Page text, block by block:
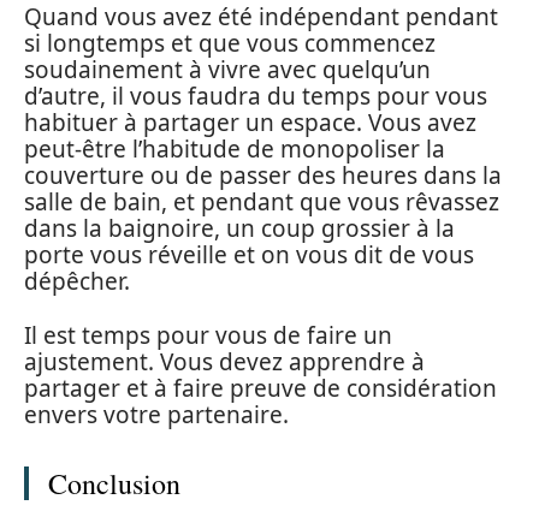
Quand vous avez été indépendant pendant
si longtemps et que vous commencez
soudainement à vivre avec quelqu’un
d’autre, il vous faudra du temps pour vous
habituer à partager un espace. Vous avez
peut-être l’habitude de monopoliser la
couverture ou de passer des heures dans la
salle de bain, et pendant que vous rêvassez
dans la baignoire, un coup grossier à la
porte vous réveille et on vous dit de vous
dépêcher.
Il est temps pour vous de faire un
ajustement. Vous devez apprendre à
partager et à faire preuve de considération
envers votre partenaire.
Conclusion